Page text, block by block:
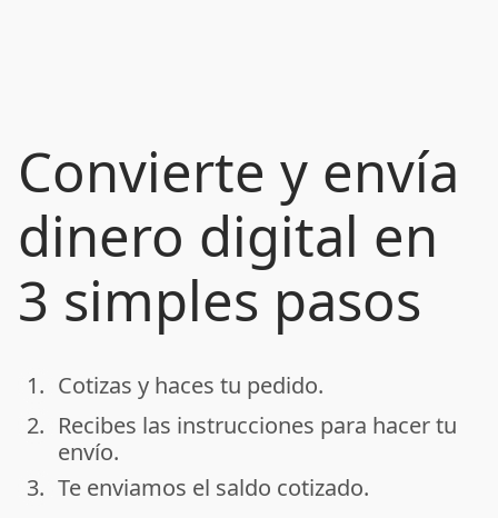
Convierte y envía
dinero digital en
3 simples pasos
done
1. Cotizas y haces tu pedido.
done
2. Recibes las instrucciones para hacer tu
envío.
done
3. Te enviamos el saldo cotizado.